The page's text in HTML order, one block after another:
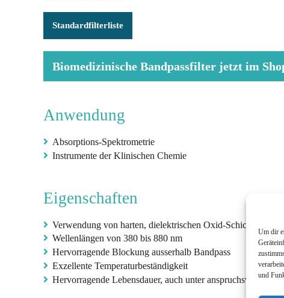
Um dir
und
Standardfilterliste
Biomedizinische Bandpassfilter jetzt im
Anwendung
Absorptions-Spektrometrie
Instrumente der Klinischen Chemie
Eigenschaften
Verwendung von harten, dielektrischen Oxid-Schichten
Wellenlängen von 380 bis 880 nm
Hervorragende Blockung ausserhalb Bandpass
Exzellente Temperaturbeständigkeit
Hervorragende Lebensdauer, auch unter anspruchsvollen